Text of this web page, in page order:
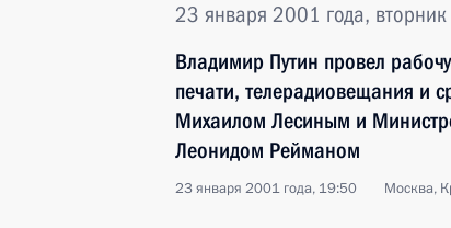
23 января 2001 года, вторник
Владимир Путин провел
печати, телерадиовещания и
Михаилом Лесиным и
Леонидом Рейманом
23 января 2001 года, 19:50 Москва,